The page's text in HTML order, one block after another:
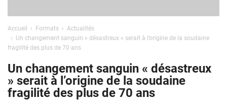
Accueil Formats
Actualités
Un changement sanguin « désastreux » serait à l’origine de la soudaine
fragilité des plus de 70 ans
Un changement sanguin « désastreux
» serait à l’origine de la soudaine
fragilité des plus de 70 ans